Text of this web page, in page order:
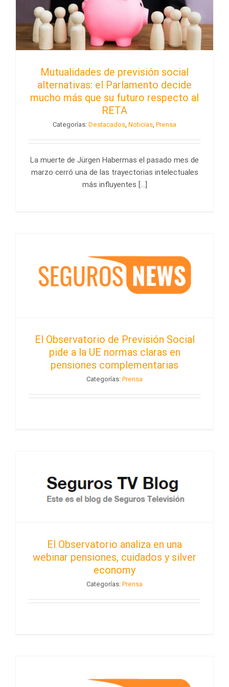
Mutualidades de previsión social
alternativas: el Parlamento decide
mucho más que su futuro respecto al
RETA
Categorías: Destacados, Noticias, Prensa
La muerte de Jürgen Habermas el pasado mes de
marzo cerró una de las trayectorias intelectuales
más influyentes [...]
El Observatorio de Previsión Social
pide a la UE normas claras en
pensiones complementarias
Categorías: Prensa
El Observatorio analiza en una
webinar pensiones, cuidados y silver
economy
Categorías: Prensa